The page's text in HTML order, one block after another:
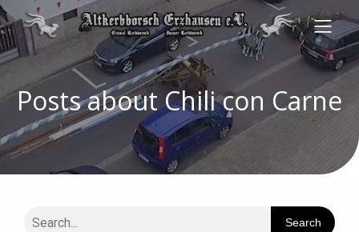
Posts about Chili con Carne
Search